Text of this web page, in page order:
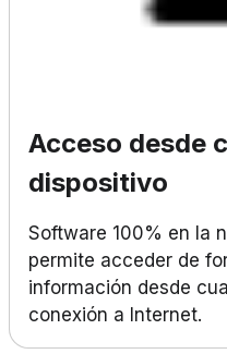
Acceso desde
dispositivo
Software 100% en la
permite acceder de
información desde
conexión a Internet.